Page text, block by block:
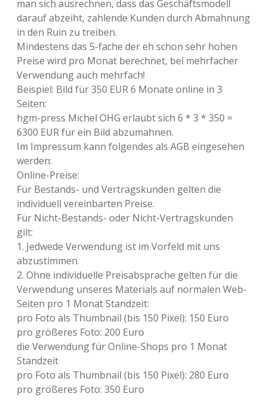
man sich ausrechnen, dass das Geschäftsmodell
darauf abzeiht, zahlende Kunden durch Abmahnung
in den Ruin zu treiben.
Mindestens das 5-fache der eh schon sehr hohen
Preise wird pro Monat berechnet, bei mehrfacher
Verwendung auch mehrfach!
Beispiel: Bild für 350 EUR 6 Monate online in 3
Seiten:
hgm-press Michel OHG erlaubt sich 6 * 3 * 350 =
6300 EUR für ein Bild abzumahnen.
Im Impressum kann folgendes als AGB eingesehen
werden:
Online-Preise:
Für Bestands- und Vertragskunden gelten die
individuell vereinbarten Preise.
Für Nicht-Bestands- oder Nicht-Vertragskunden
gilt:
1. Jedwede Verwendung ist im Vorfeld mit uns
abzustimmen.
2. Ohne individuelle Preisabsprache gelten für die
Verwendung unseres Materials auf normalen Web-
Seiten pro 1 Monat Standzeit:
pro Foto als Thumbnail (bis 150 Pixel): 150 Euro
pro größeres Foto: 200 Euro
die Verwendung für Online-Shops pro 1 Monat
Standzeit
pro Foto als Thumbnail (bis 150 Pixel): 280 Euro
pro größeres Foto: 350 Euro